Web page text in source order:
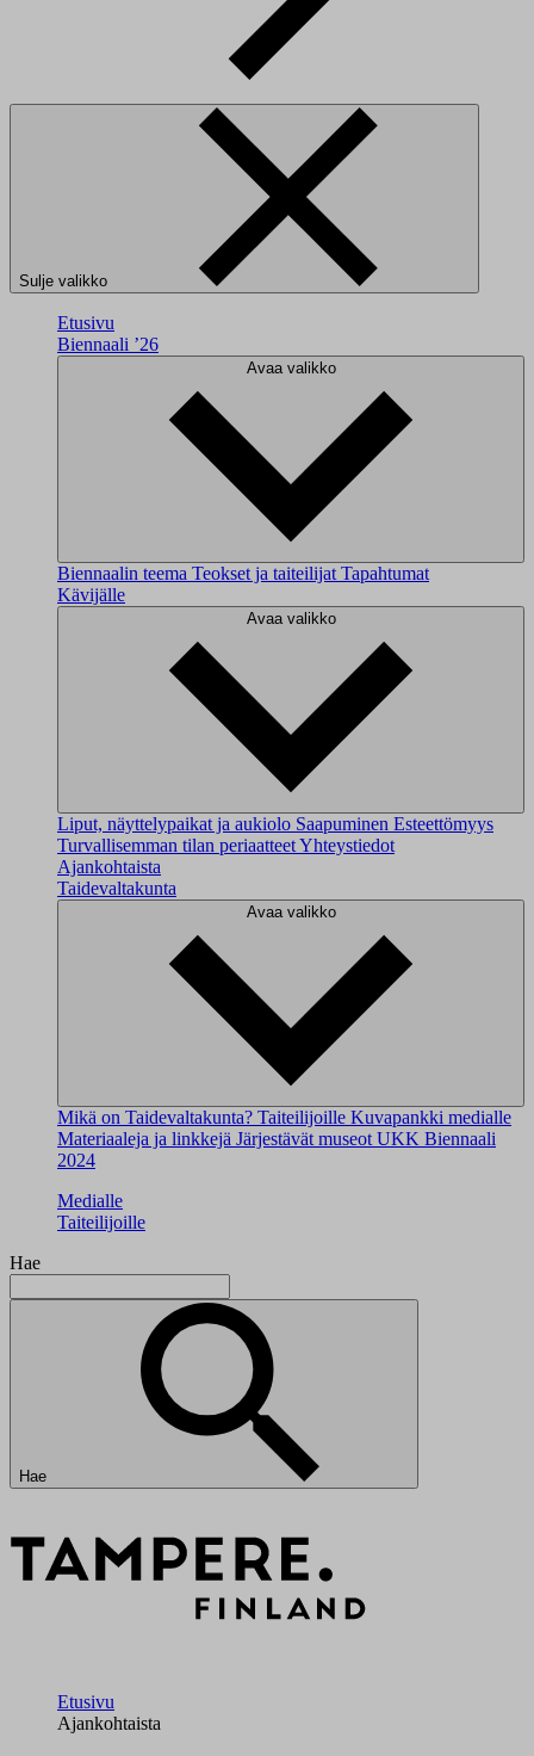
Sulje valikko
Etusivu
Biennaali ’26
Avaa valikko
Biennaalin teema Teokset ja taiteilijat Tapahtumat
Kävijälle
Avaa valikko
Liput, näyttelypaikat ja aukiolo Saapuminen Esteettömyys
Turvallisemman tilan periaatteetYhteystiedot
Ajankohtaista
Taidevaltakunta
Avaa valikko
Mikä on Taidevaltakunta? Taiteilijoille Kuvapankki medialle
Materiaaleja ja linkkejä Järjestävät museot UKK Biennaali
2024
Medialle
Taiteilijoille
Hae
Hae
Etusivu
Ajankohtaista